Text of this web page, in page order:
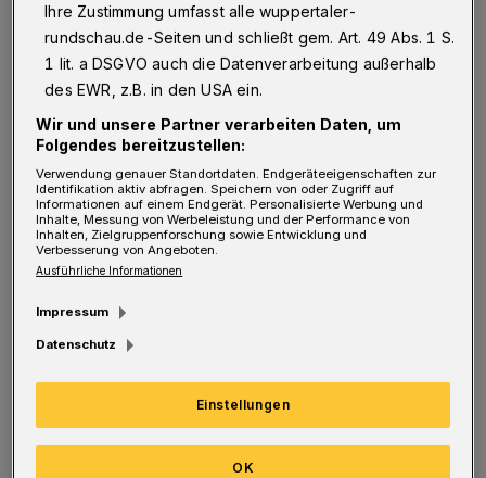
Bankstraße in Elberfeld verschmelzen.
Was passiert mit den vielen älteren Bürgern,
die ein Konto in Vohwinkel besitzen?
Ebenfalls sollen auch die Automaten
abgeschafft werden und zur Auszahlung von
Bargeld müssen die Kunden nach Elberfeld
fahren. Elberfeld ist die nächstliegende Filiale
in Wuppertal.
zu Hause oder kennen sich nicht damit aus.
Was sollen die Menschen machen? Die
Ihre Zustimmung umfasst alle wuppertaler-
rundschau.de-Seiten und schließt gem. Art. 49 Abs. 1 S.
1 lit. a DSGVO auch die Datenverarbeitung außerhalb
des EWR, z.B. in den USA ein.
Wir und unsere Partner verarbeiten Daten, um
Folgendes bereitzustellen:
Verwendung genauer Standortdaten. Endgeräteeigenschaften zur
Identifikation aktiv abfragen. Speichern von oder Zugriff auf
Informationen auf einem Endgerät. Personalisierte Werbung und
Inhalte, Messung von Werbeleistung und der Performance von
Inhalten, Zielgruppenforschung sowie Entwicklung und
Verbesserung von Angeboten.
Ausführliche Informationen
Impressum
Datenschutz
Einstellungen
OK